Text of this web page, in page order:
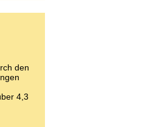
den
4,3